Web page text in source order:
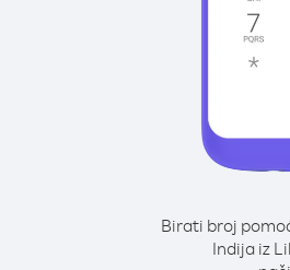
Birati broj
Indija iz